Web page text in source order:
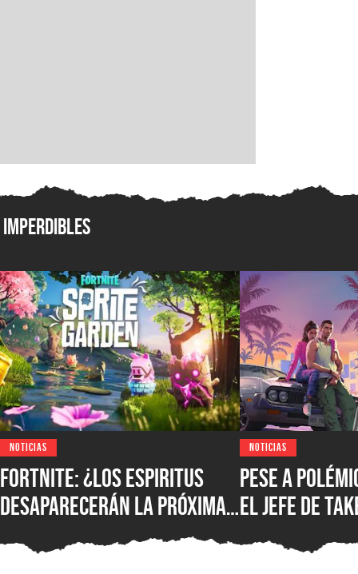
Imperdibles
NOTICIAS
Fortnite: ¿los espiritus
desaparecerán la próxima
temporada? Epic Games
confirmó su futuro y hay
NOTICIAS
Pese a
el jefe de
asegura
IA como